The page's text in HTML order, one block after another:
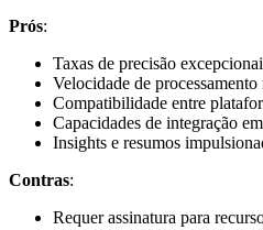
Prós:
Taxas de precisão
Velocidade de processamento
Compatibilidade entre
Capacidades de integração
Insights e resumos
Contras:
Requer assinatura para